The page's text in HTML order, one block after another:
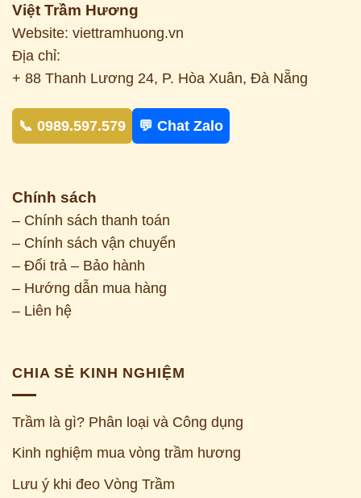
Việt Trầm Hương
Website: viettramhuong.vn
Địa chỉ:
+ 88 Thanh Lương 24, P. Hòa Xuân, Đà Nẵng
📞 0989.597.579 💬 Chat Zalo
Chính sách
– Chính sách thanh toán
– Chính sách vận chuyển
– Đổi trả – Bảo hành
– Hướng dẫn mua hàng
– Liên hệ
CHIA SẺ KINH NGHIỆM
Trầm là gì? Phân loại và Công dụng
Kinh nghiệm mua vòng trầm hương
Lưu ý khi đeo Vòng Trầm